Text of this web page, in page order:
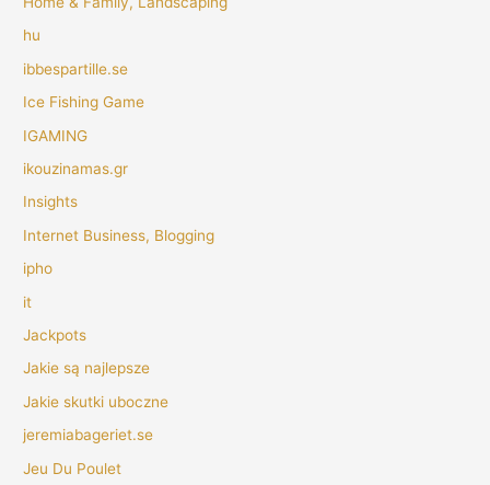
hu
ibbespartille.se
Ice Fishing Game
IGAMING
ikouzinamas.gr
Insights
Internet Business, Blogging
ipho
it
Jackpots
Jakie są najlepsze
Jakie skutki uboczne
jeremiabageriet.se
Jeu Du Poulet